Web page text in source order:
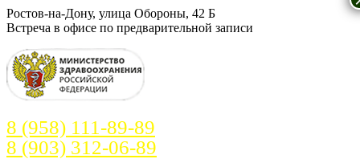
Перейти
к
Ростов-на-Дону, улица Обороны, 42 Б
Встреча в офисе по предварительной записи
8 (958) 111-89-89
8 (903) 312-06-89